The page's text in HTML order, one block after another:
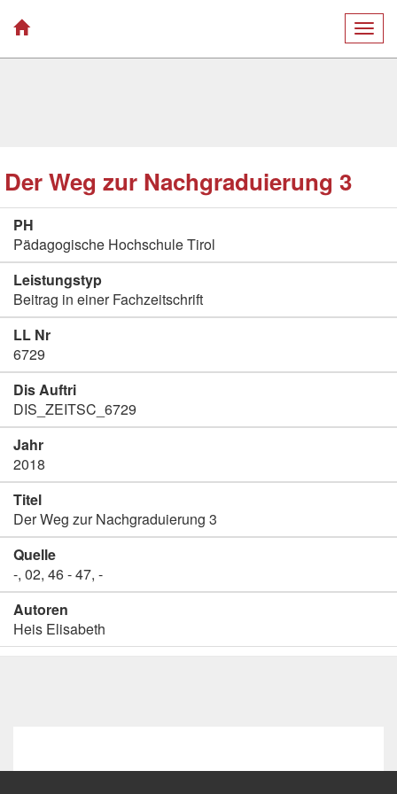
Der Weg zur Nachgraduierung 3
PH
Pädagogische Hochschule Tirol
Leistungstyp
Beitrag in einer Fachzeitschrift
LL Nr
6729
Dis Auftri
DIS_ZEITSC_6729
Jahr
2018
Titel
Der Weg zur Nachgraduierung 3
Quelle
-, 02, 46 - 47, -
Autoren
Heis Elisabeth